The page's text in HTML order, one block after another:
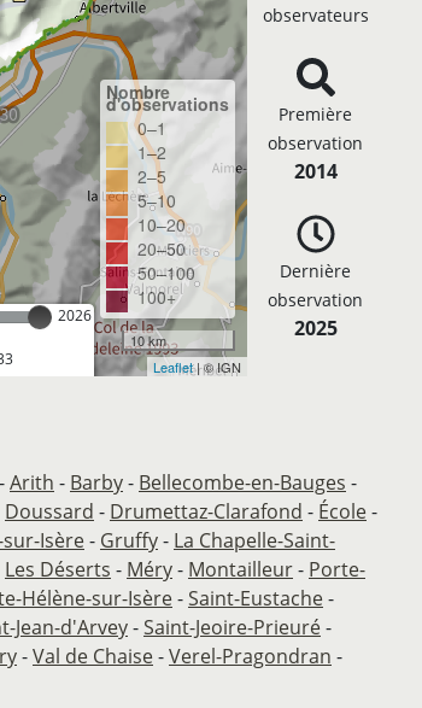
2026
Nombre
d'observations
0–1
1–2
2–5
5–10
10–20
20–50
50–100
100+
10 km
Leaflet| © IGN
observateurs
Première
observation
2014
Dernière
observation
2025
Arith - Barby- Bellecombe-en-Bauges -
Doussard - Drumettaz-Clarafond - École-
Isère- Gruffy- La Chapelle-Saint-
Les Déserts - Méry- Montailleur- Porte-
Hélène-sur-Isère-Saint-Eustache-
Jean-d'Arvey-Saint-Jeoire-Prieuré-
-Val de Chaise-Verel-Pragondran -